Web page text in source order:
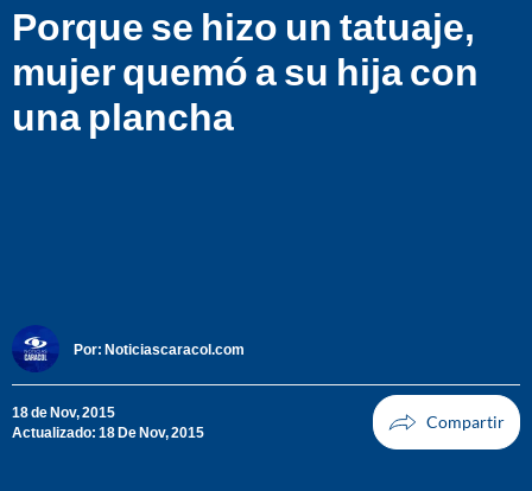
Porque se hizo un tatuaje,
mujer quemó a su hija con
una plancha
Por: Noticiascaracol.com
18 de Nov, 2015
Actualizado: 18 De Nov, 2015